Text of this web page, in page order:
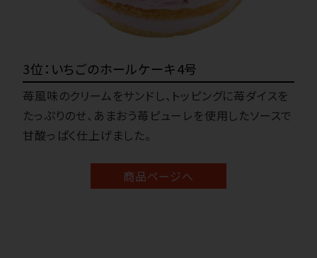
3位：いちごのホールケーキ4号
苺風味のクリームをサンドし、トッピングに苺ダイスを
たっぷりのせ、あまおう苺ピューレを使用したソースで
甘酸っぱく仕上げました。
商品ページへ